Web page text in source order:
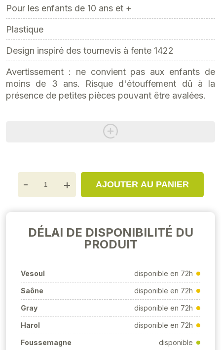
Pour les enfants de 10 ans et +
Plastique
Design inspiré des tournevis à fente 1422
Avertissement : ne convient pas aux enfants de
moins de 3 ans. Risque d'étouffement dû à la
présence de petites pièces pouvant être avalées.
- + AJOUTER AU PANIER
DÉLAI DE DISPONIBILITÉ DU
PRODUIT
Vesoul disponible en 72h
Saône disponible en 72h
Gray disponible en 72h
Harol disponible en 72h
Foussemagne disponible